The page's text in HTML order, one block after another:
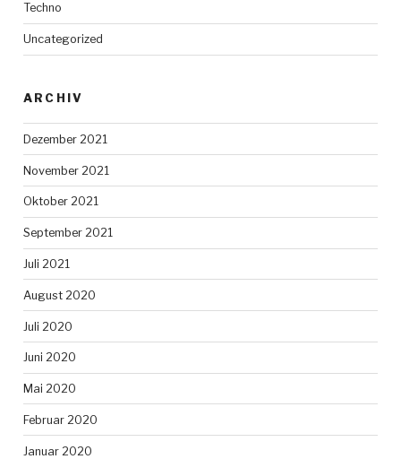
Techno
Uncategorized
ARCHIV
Dezember 2021
November 2021
Oktober 2021
September 2021
Juli 2021
August 2020
Juli 2020
Juni 2020
Mai 2020
Februar 2020
Januar 2020